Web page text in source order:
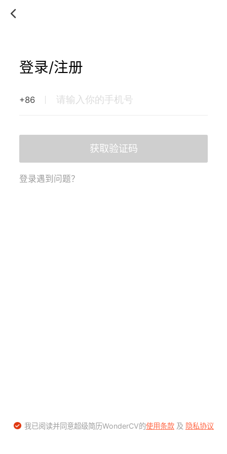
登录/注册
+86
获取验证码
登录遇到问题？
我已阅读并同意超级简历WonderCV的使用条款及 隐私协议